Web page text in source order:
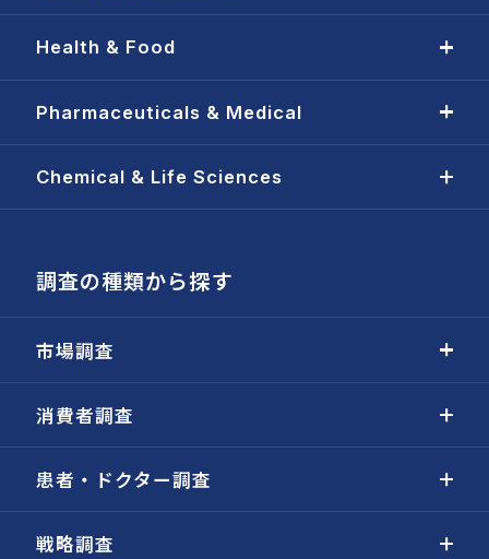
Health & Food
Pharmaceuticals & Medical
Chemical & Life Sciences
調査の種類から探す
市場調査
消費者調査
患者・ドクター調査
戦略調査